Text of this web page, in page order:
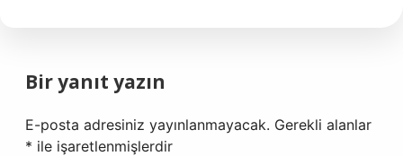
Bir yanıt yazın
E-posta adresiniz yayınlanmayacak. Gerekli alanlar
* ile işaretlenmişlerdir